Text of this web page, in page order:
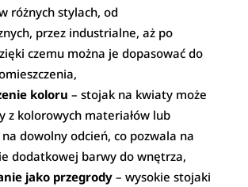
różnych stylach, od
przez industrialne, aż po
czemu można je dopasować do
koloru – stojak na kwiaty może
z kolorowych materiałów lub
dowolny odcień, co pozwala na
dodatkowej barwy do wnętrza,
jako przegrody– wysokie stojaki